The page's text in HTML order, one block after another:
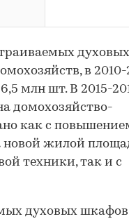
духовых
в 2010-
млн шт. В 2015-
домохозяйство-
как с
новой жилой
техники, так и с
духовых шкафов